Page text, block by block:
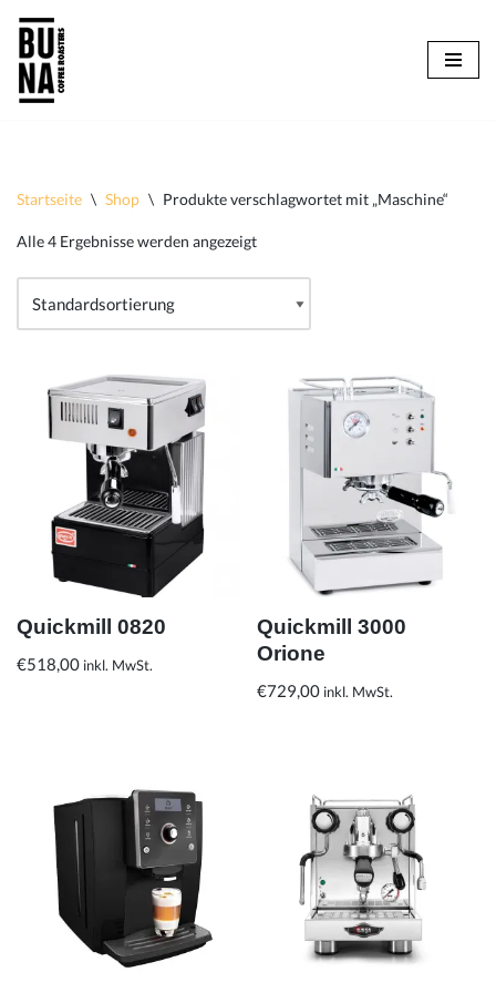
Zum
Inhalt
Startseite \ Shop \ Produkte verschlagwortet mit „Maschine“
Alle 4 Ergebnisse werden angezeigt
Quickmill 0820
€518,00 inkl. MwSt.
Quickmill 3000
Orione
€729,00 inkl. MwSt.